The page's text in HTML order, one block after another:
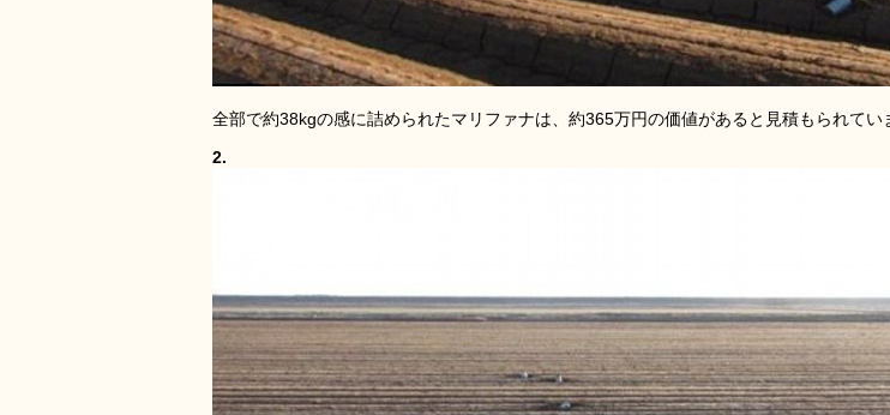
全部で約38kgの感に詰められたマリファナは、約365万円の価値があると見積もられてい
2.